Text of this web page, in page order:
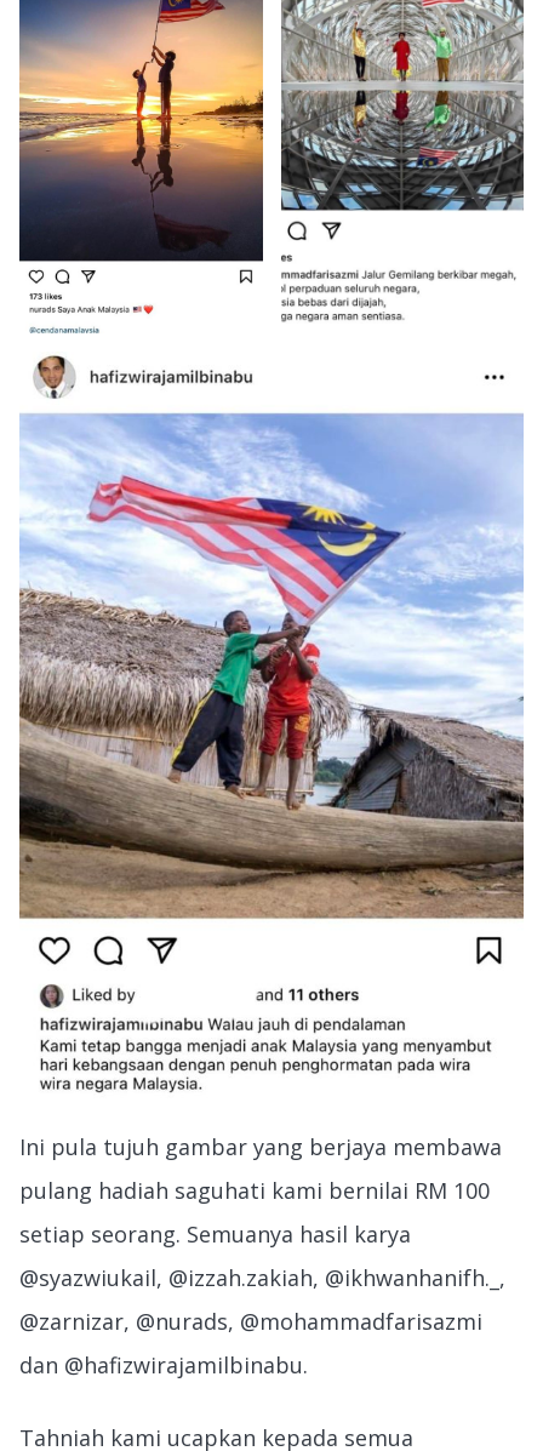
Ini pula tujuh gambar yang berjaya membawa
pulang hadiah saguhati kami bernilai RM 100
setiap seorang. Semuanya hasil karya
@syazwiukail, @izzah.zakiah, @ikhwanhanifh._,
@zarnizar, @nurads, @mohammadfarisazmi
dan @hafizwirajamilbinabu.
Tahniah kami ucapkan kepada semua